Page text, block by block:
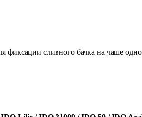
сливного бачка на чаше